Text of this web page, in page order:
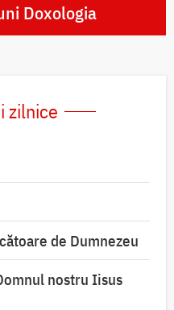
Doxologia
zilnice
de Dumnezeu
nostru Iisus